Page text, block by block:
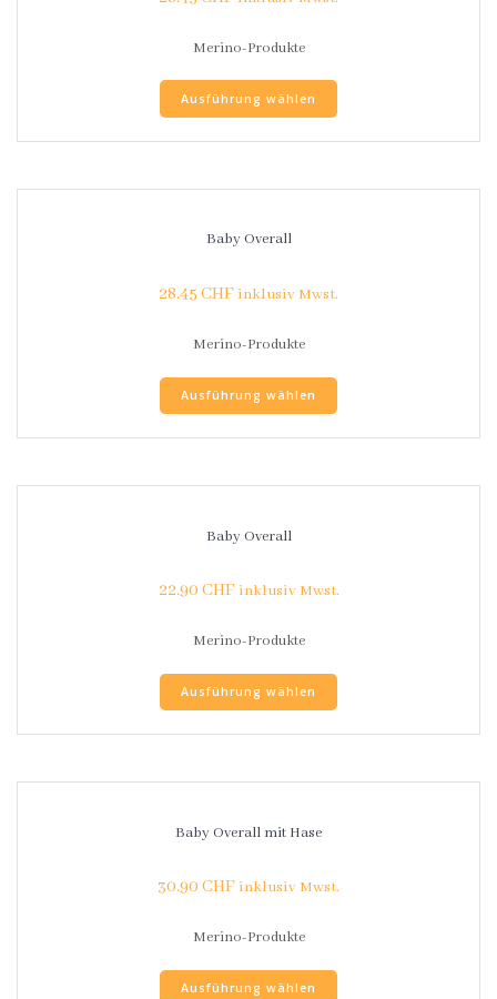
Merino-Produkte
Ausführung wählen
Baby Overall
28.45 CHF inklusiv Mwst.
Merino-Produkte
Ausführung wählen
Baby Overall
22.90 CHF inklusiv Mwst.
Merino-Produkte
Ausführung wählen
Baby Overall mit Hase
30.90 CHF inklusiv Mwst.
Merino-Produkte
Ausführung wählen